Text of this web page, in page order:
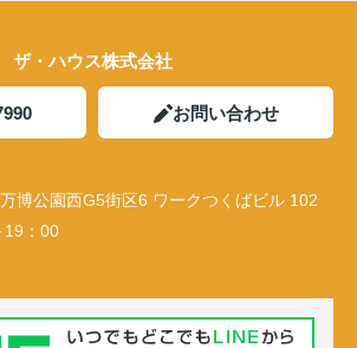
ザ・ハウス株式会社
お問い合わせ
博公園西G5街区6 ワークつくばビル 102
19：00